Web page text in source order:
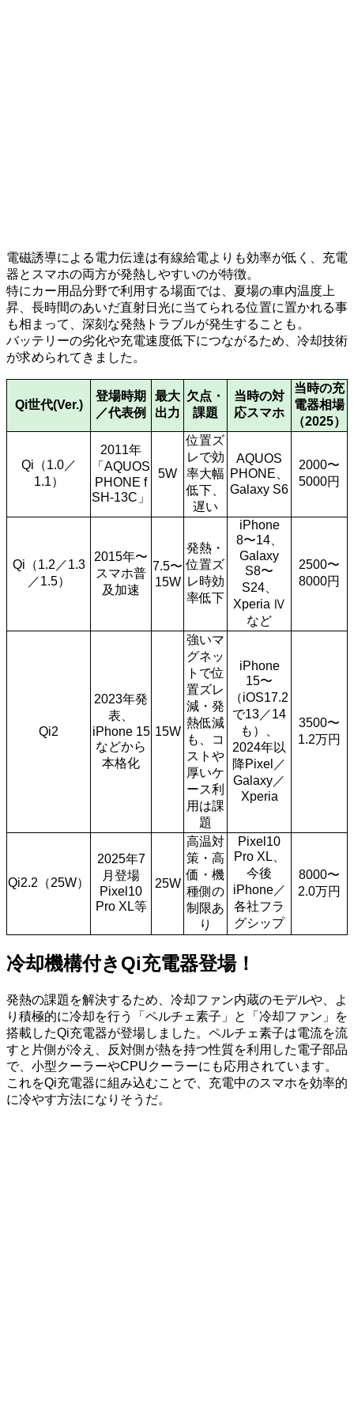
電磁誘導による電力伝達は有線給電よりも効率が低く、充電
器とスマホの両方が発熱しやすいのが特徴。
特にカー用品分野で利用する場面では、夏場の車内温度上
昇、長時間のあいだ直射日光に当てられる位置に置かれる事
も相まって、深刻な発熱トラブルが発生することも。
バッテリーの劣化や充電速度低下につながるため、冷却技術
が求められてきました。
Qi世代(Ver.)
登場時期
／代表例
最大
出力
欠点・
課題
当時の対
応スマホ
当時の充
電器相場
（2025）
Qi（1.0／
1.1）
2011年
「AQUOS
PHONE f
SH-13C」
5W
位置ズ
レで効
率大幅
低下、
遅い
AQUOS
PHONE、
Galaxy S6
2000〜
5000円
Qi（1.2／1.3
／1.5）
2015年〜
スマホ普
及加速
7.5〜
15W
発熱・
位置ズ
レ時効
率低下
iPhone
8〜14、
Galaxy
S8〜
S24、
Xperia Ⅳ
など
2500〜
8000円
Qi2
2023年発
表、
iPhone 15
などから
本格化
15W
強いマ
グネッ
トで位
置ズレ
減・発
熱低減
も、コ
ストや
厚いケ
ース利
用は課
題
iPhone
15〜
（iOS17.2
で13／14
も）、
2024年以
降Pixel／
Galaxy／
Xperia
3500〜
1.2万円
Qi2.2（25W）
2025年7
月登場
Pixel10
Pro XL等
25W
高温対
策・高
価・機
種側の
制限あ
り
Pixel10
Pro XL、
今後
iPhone／
各社フラ
グシップ
8000〜
2.0万円
冷却機構付きQi充電器登場！
発熱の課題を解決するため、冷却ファン内蔵のモデルや、よ
り積極的に冷却を行う「ペルチェ素子」と「冷却ファン」を
搭載したQi充電器が登場しました。ペルチェ素子は電流を流
すと片側が冷え、反対側が熱を持つ性質を利用した電子部品
で、小型クーラーやCPUクーラーにも応用されています。
これをQi充電器に組み込むことで、充電中のスマホを効率的
に冷やす方法になりそうだ。